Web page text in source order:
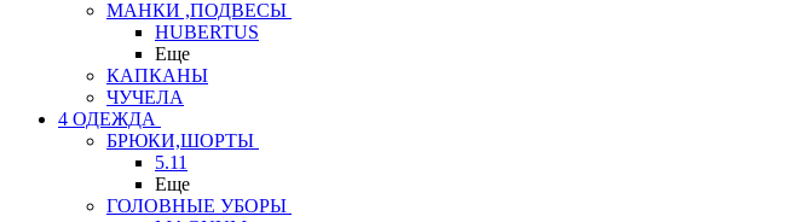
МАНКИ ,ПОДВЕСЫ
HUBERTUS
Еще
КАПКАНЫ
ЧУЧЕЛА
4 ОДЕЖДА
БРЮКИ,ШОРТЫ
5.11
Еще
ГОЛОВНЫЕ УБОРЫ